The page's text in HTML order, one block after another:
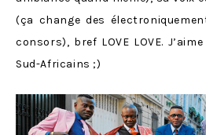
(ça change des
consors), bref LOVE LOVE.
Sud-Africains ;)